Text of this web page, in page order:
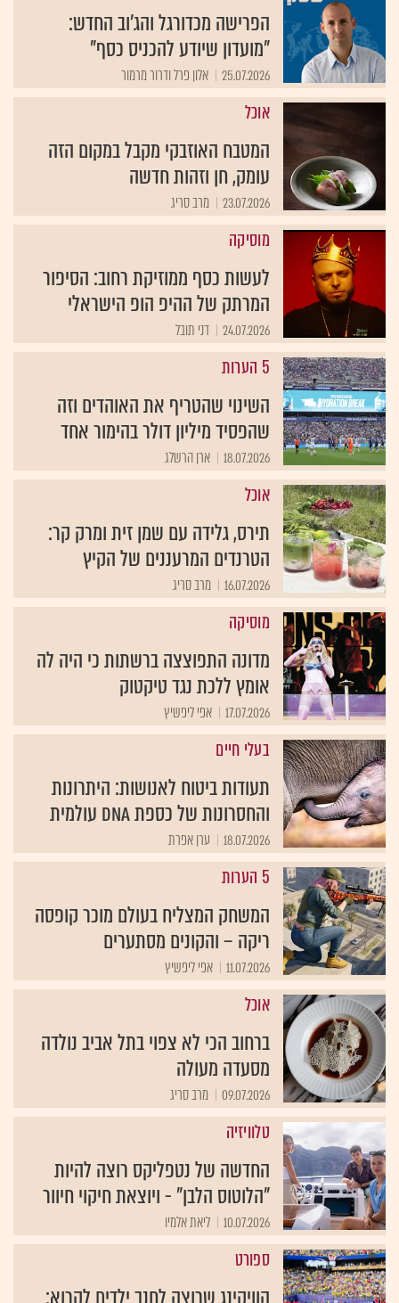
הפרישה מכדורגל והג'וב החדש:
"מועדון שיודע להכניס כסף"
25.07.2026 אלון פרל ודרור מרמור
אוכל
המטבח האוזבקי מקבל במקום הזה
עומק, חן וזהות חדשה
23.07.2026 מרב סריג
מוסיקה
לעשות כסף ממוזיקת רחוב: הסיפור
המרתק של ההיפ הופ הישראלי
24.07.2026 דני תובל
5 הערות
השינוי שהטריף את האוהדים וזה
שהפסיד מיליון דולר בהימור אחד
18.07.2026 ארן הרשלג
אוכל
תירס, גלידה עם שמן זית ומרק קר:
הטרנדים המרעננים של הקיץ
16.07.2026 מרב סריג
מוסיקה
מדונה התפוצצה ברשתות כי היה לה
אומץ ללכת נגד טיקטוק
17.07.2026 אפי ליפשיץ
בעלי חיים
תעודות ביטוח לאנושות: היתרונות
והחסרונות של כספת DNA עולמית
18.07.2026 ערן אפרת
5 הערות
המשחק המצליח בעולם מוכר קופסה
ריקה – והקונים מסתערים
11.07.2026 אפי ליפשיץ
אוכל
ברחוב הכי לא צפוי בתל אביב נולדה
מסעדה מעולה
09.07.2026 מרב סריג
טלוויזיה
החדשה של נטפליקס רוצה להיות
"הלוטוס הלבן" - ויוצאת חיקוי חיוור
10.07.2026 ליאת אלמיו
ספורט